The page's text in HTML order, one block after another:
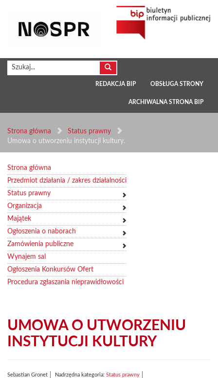
REDAKCJA BIP OBSŁUGA STRONY
ARCHIWALNA STRONA BIP
Strona główna
Status prawny
Umowa o utworzeniu instytucji kultury.
Strona główna
Przedmiot działania / zakres działalności
Status prawny
Organizacja
Majątek
Ogłoszenia o naborach
Zamówienia publiczne
Wynajem sal
Ogłoszenia Konkursów Ofert
Procedura zgłaszania nieprawidłowości
UMOWA O UTWORZENIU
INSTYTUCJI KULTURY
Sebastian Gronet Nadrzędna kategoria: Status prawny